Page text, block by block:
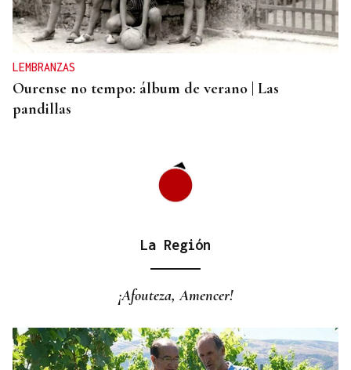
Quebrantó el alejemiento con su pareja al trabajar
juntos en Allariz
LEMBRANZAS
Ourense no tempo: álbum de verano | Las
pandillas
La Región
¡Afouteza, Amencer!